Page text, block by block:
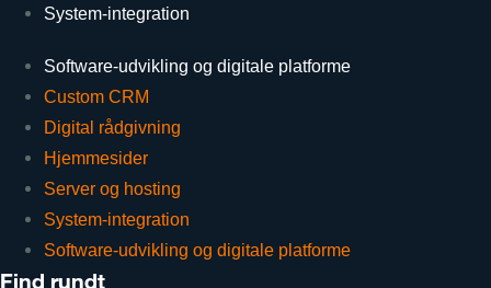
System-integration
Software-udvikling og digitale platforme
Custom CRM
Digital rådgivning
Hjemmesider
Server og hosting
System-integration
Software-udvikling og digitale platforme
Find rundt